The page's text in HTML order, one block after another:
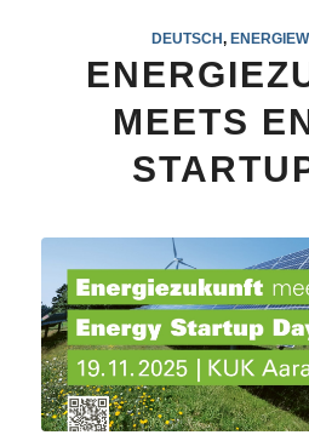
DEUTSCH,
MEETS